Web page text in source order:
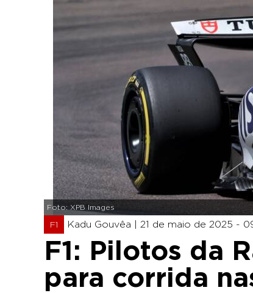
Foto: XPB Images
F1 Kadu Gouvêa | 21 de maio de 2025 -
F1: Pilotos da
para corrida